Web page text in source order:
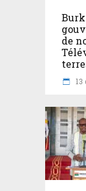
de
13